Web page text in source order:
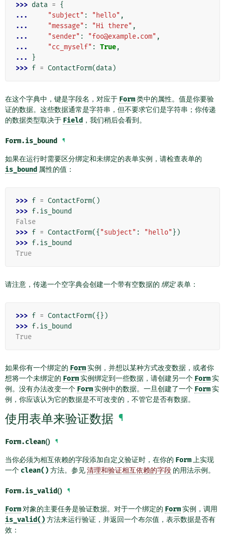
>>> data = {
...
"subject" : "hello" ,
...
"message" : "Hi there" ,
...
"sender" : "foo@example.com" ,
...
"cc_myself" : True,
...
}
>>> f = ContactForm(data)
在这个字典中，键是字段名，对应于 Form类中的属性。值是你要验
证的数据。这些数据通常是字符串，但不要求它们是字符串；你传递
的数据类型取决于 Field ，我们稍后会看到。
Form.is_bound ¶
如果在运行时需要区分绑定和未绑定的表单实例，请检查表单的
is_bound 属性的值：
>>> f = ContactForm()
>>> f.is_bound
False
>>> f = ContactForm({ "subject" : "hello" })
>>> f.is_bound
True
请注意，传递一个空字典会创建一个带有空数据的 绑定表单：
>>> f = ContactForm({})
>>> f.is_bound
True
如果你有一个绑定的 Form实例，并想以某种方式改变数据，或者你
想将一个未绑定的 Form实例绑定到一些数据，请创建另一个 Form实
例。没有办法改变一个 Form实例中的数据。一旦创建了一个 Form实
例，你应该认为它的数据是不可改变的，不管它是否有数据。
使用表单来验证数据 ¶
Form.clean() ¶
当你必须为相互依赖的字段添加自定义验证时，在你的 Form 上实现
一个 clean() 方法。参见清理和验证相互依赖的字段 的用法示例。
Form.is_valid() ¶
Form 对象的主要任务是验证数据。对于一个绑定的 Form实例，调用
is_valid() 方法来运行验证，并返回一个布尔值，表示数据是否有
效：